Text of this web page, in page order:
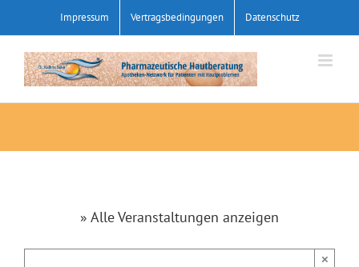
springen
Impressum Vertragsbedingungen Datenschutz
» Alle Veranstaltungen anzeigen
×